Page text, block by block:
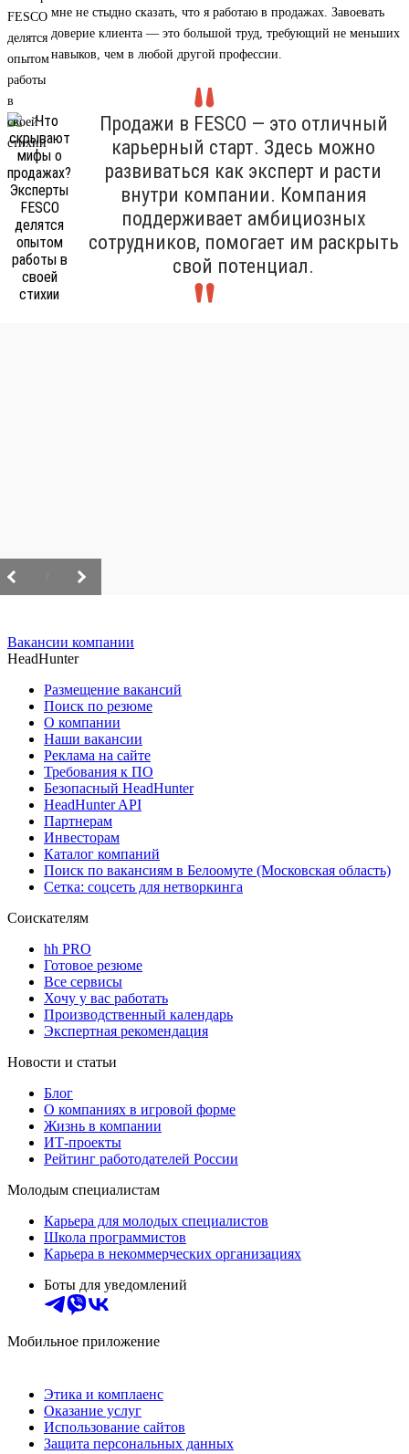
мне не стыдно сказать, что я работаю в продажах. Завоевать
доверие клиента — это большой труд, требующий не меньших
навыков, чем в любой другой профессии.
Продажи в FESCO — это отличный
карьерный старт. Здесь можно
развиваться как эксперт и расти
внутри компании. Компания
поддерживает амбициозных
сотрудников, помогает им раскрыть
свой потенциал.
Вакансии компании
HeadHunter
Размещение вакансий
Поиск по резюме
О компании
Наши вакансии
Реклама на сайте
Требования к ПО
Безопасный HeadHunter
HeadHunter API
Партнерам
Инвесторам
Каталог компаний
Поиск по вакансиям в Белоомуте (Московская область)
Сетка: соцсеть для нетворкинга
Соискателям
hh PRO
Готовое резюме
Все сервисы
Хочу у вас работать
Производственный календарь
Экспертная рекомендация
Новости и статьи
Блог
О компаниях в игровой форме
Жизнь в компании
ИТ-проекты
Рейтинг работодателей России
Молодым специалистам
Карьера для молодых специалистов
Школа программистов
Карьера в некоммерческих организациях
Боты для уведомлений
Мобильное приложение
Этика и комплаенс
Оказание услуг
Использование сайтов
Защита персональных данных